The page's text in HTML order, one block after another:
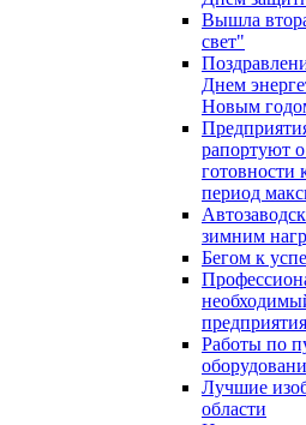
Вышла
свет"
Днем
Новым
рапортуют
готовности
период
зимним
Бегом к
предприятия
Работы по
Лучшие
области